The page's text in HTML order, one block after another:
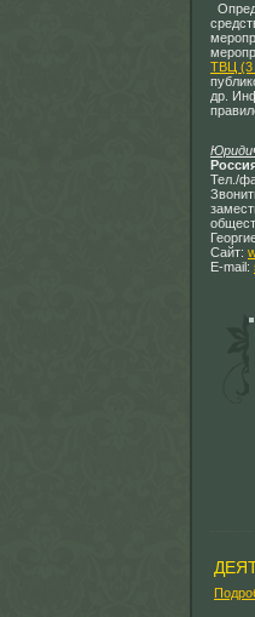
ТВЦ (3
др.
Тел./
Сайт:
E-mail: